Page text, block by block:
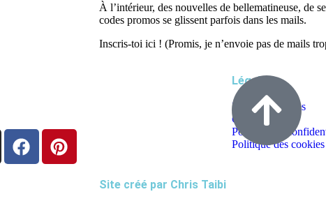
À l’intérieur, des nouvelles de bellematineuse, de
codes promos se glissent parfois dans les mails.
Inscris-toi ici ! (Promis, je n’envoie pas de mails
Légal
Mentions légales
CGV
Politique de
Politique des cookies
Site créé par Chris Taibi